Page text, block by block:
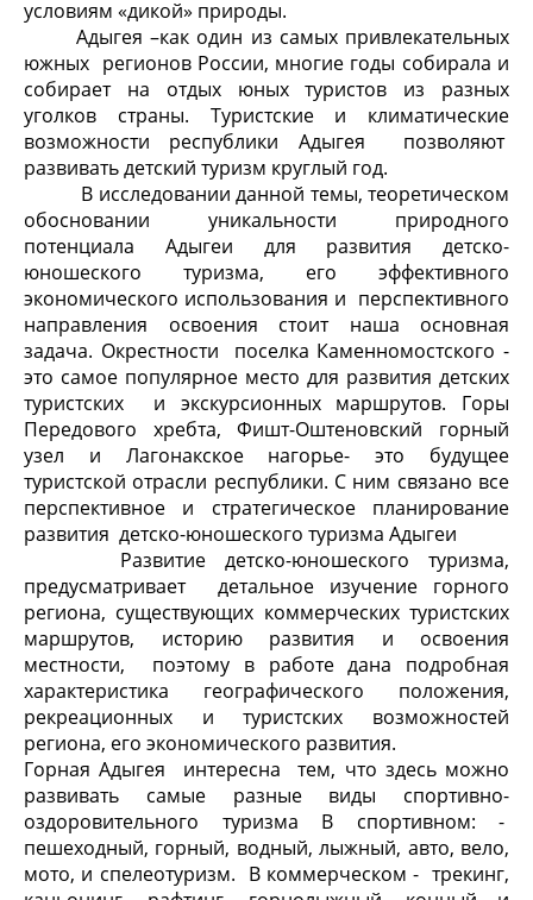
условиям «дикой» природы.
Адыгея –как один из самых привлекательных
южных регионов России, многие годы собирала и
собирает на отдых юных туристов из разных
уголков страны. Туристские и климатические
возможности республики Адыгея позволяют
развивать детский туризм круглый год.
В исследовании данной темы, теоретическом
обосновании уникальности природного
потенциала Адыгеи для развития детско-
юношеского туризма, его эффективного
экономического использования и перспективного
направления освоения стоит наша основная
задача. Окрестности поселка Каменномостского -
это самое популярное место для развития детских
туристских и экскурсионных маршрутов. Горы
Передового хребта, Фишт-Оштеновский горный
узел и Лагонакское нагорье- это будущее
туристской отрасли республики. С ним связано все
перспективное и стратегическое планирование
развития детско-юношеского туризма Адыгеи
Развитие детско-юношеского туризма,
предусматривает детальное изучение горного
региона, существующих коммерческих туристских
маршрутов, историю развития и освоения
местности, поэтому в работе дана подробная
характеристика географического положения,
рекреационных и туристских возможностей
региона, его экономического развития.
Горная Адыгея интересна тем, что здесь можно
развивать самые разные виды спортивно-
оздоровительного туризма В спортивном: -
пешеходный, горный, водный, лыжный, авто, вело,
мото, и спелеотуризм. В коммерческом - трекинг,